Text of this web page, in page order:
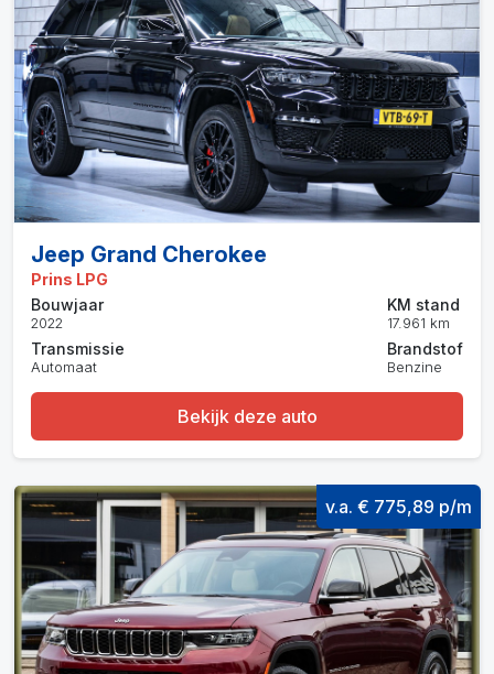
Jeep Grand Cherokee
Prins LPG
Bouwjaar
2022
Transmissie
Automaat
KM stand
17.961 km
Brandstof
Benzine
Bekijk deze auto
v.a. € 775,89 p/m